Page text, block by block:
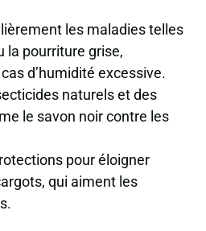
les maladies telles
la pourriture grise,
d’humidité excessive.
naturels et des
le savon noir contre les
pour éloigner
qui aiment les